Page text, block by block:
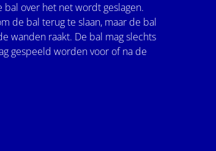
bal over het net wordt geslagen.
de bal terug te slaan, maar de bal
wanden raakt. De bal mag slechts
gespeeld worden voor of na de